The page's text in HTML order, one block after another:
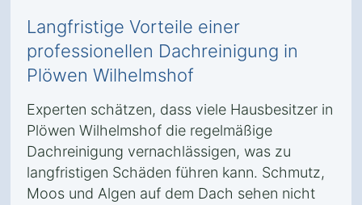
Langfristige Vorteile einer
professionellen Dachreinigung in
Plöwen Wilhelmshof
Experten schätzen, dass viele Hausbesitzer in
Plöwen Wilhelmshof die regelmäßige
Dachreinigung vernachlässigen, was zu
langfristigen Schäden führen kann. Schmutz,
Moos und Algen auf dem Dach sehen nicht